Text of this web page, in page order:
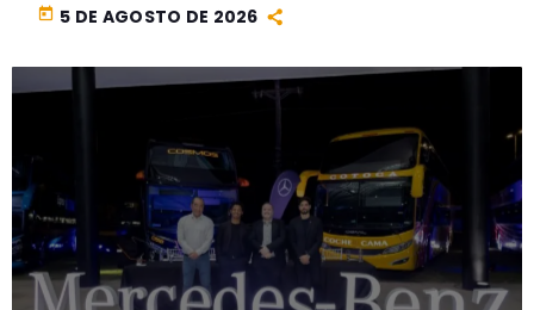
today 5 DE AGOSTO DE 2026